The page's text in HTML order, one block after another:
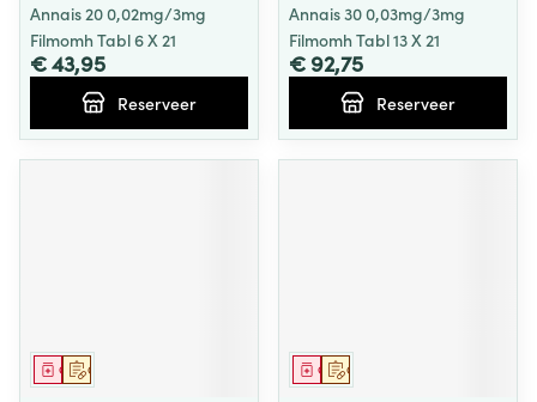
Annais 20 0,02mg/3mg
Filmomh Tabl 6 X 21
€ 43,95
Reserveer
Annais 30 0,03mg/3mg
Filmomh Tabl 13 X 21
€ 92,75
Reserveer
Op voorschrift
Geneesmiddel Op voorschrift
Geneesmiddel